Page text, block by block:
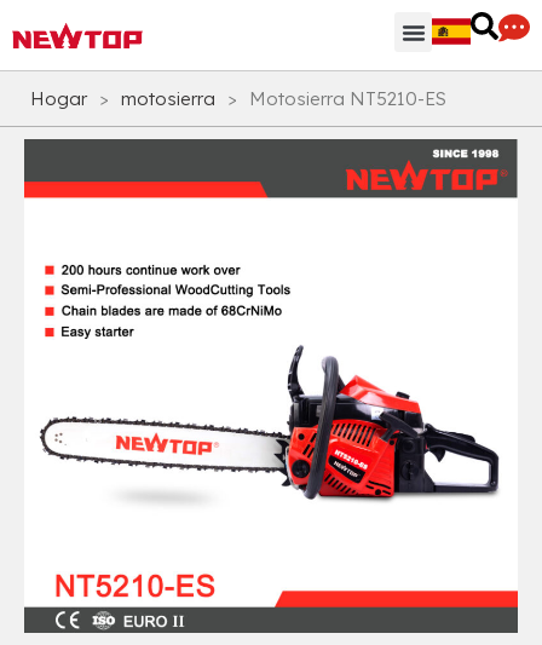
Hogar > motosierra > Motosierra NT5210-ES